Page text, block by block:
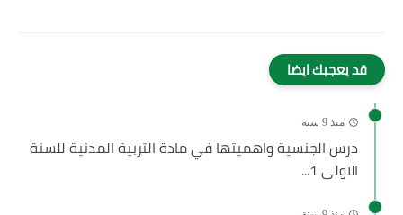
قد يعجبك ايضا
منذ 9 سنة
درس الجنسية واهميتها في مادة التربية المدنية للسنة
الاولى 1...